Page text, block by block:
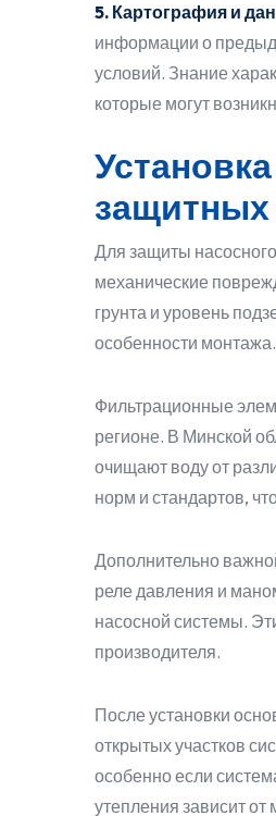
5. Картография и
информации о
условий. Знание
которые могут
защитных
Для защиты
механические
грунта и уровень
особенности монтажа.
Фильтрационные
регионе. В Минской
очищают воду от
норм и стандартов,
Дополнительно
реле давления и
насосной системы.
производителя.
После установки
открытых участков
особенно если
утепления зависит